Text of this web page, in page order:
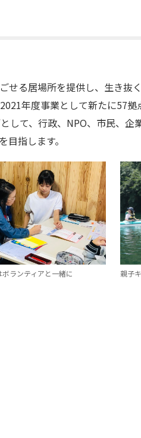
せる居場所を提供し、生き抜
年度事業として新たに57
して、行政、NPO、市民、企
指します。
ランティアと一緒に 親子